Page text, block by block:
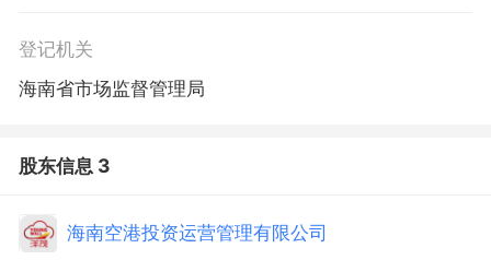
登记机关
海南省市场监督管理局
股东信息 3
海南空港投资运营管理有限公司